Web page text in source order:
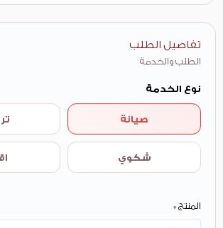
تفاصيل الطلب
الطلب والخدمة
نوع الخدمة
صيانة
شكوي
المنتج *